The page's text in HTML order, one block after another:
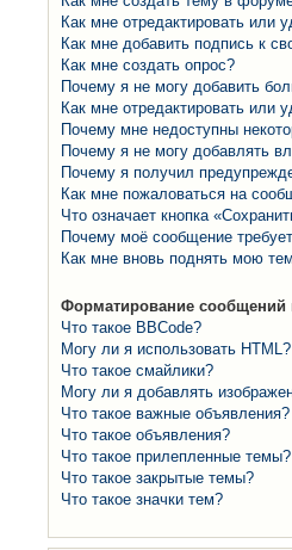
Как мне отредактировать или
Как мне добавить подпись к
Как мне создать опрос?
Почему я не могу добавить
Как мне отредактировать или
Почему мне недоступны
Почему я не могу добавлять
Почему я получил
Как мне пожаловаться на
Что означает кнопка
Почему моё сообщение
Как мне вновь поднять мою
Форматирование сообщений
Что такое BBCode?
Могу ли я использовать HTML?
Что такое смайлики?
Могу ли я добавлять
Что такое важные объявления?
Что такое объявления?
Что такое прилепленные темы?
Что такое закрытые темы?
Что такое значки тем?